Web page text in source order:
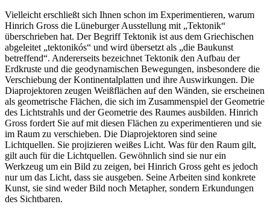
Vielleicht erschließt sich Ihnen schon im Experimentieren, warum
Hinrich Gross die Lüneburger Ausstellung mit „Tektonik“
überschrieben hat. Der Begriff Tektonik ist aus dem Griechischen
abgeleitet „tektonikós“ und wird übersetzt als „die Baukunst
betreffend“. Andererseits bezeichnet Tektonik den Aufbau der
Erdkruste und die geodynamischen Bewegungen, insbesondere die
Verschiebung der Kontinentalplatten und ihre Auswirkungen. Die
Diaprojektoren zeugen Weißflächen auf den Wänden, sie erscheinen
als geometrische Flächen, die sich im Zusammenspiel der Geometrie
des Lichtstrahls und der Geometrie des Raumes ausbilden. Hinrich
Gross fordert Sie auf mit diesen Flächen zu experimentieren und sie
im Raum zu verschieben. Die Diaprojektoren sind seine
Lichtquellen. Sie projizieren weißes Licht. Was für den Raum gilt,
gilt auch für die Lichtquellen. Gewöhnlich sind sie nur ein
Werkzeug um ein Bild zu zeigen, bei Hinrich Gross geht es jedoch
nur um das Licht, dass sie ausgeben. Seine Arbeiten sind konkrete
Kunst, sie sind weder Bild noch Metapher, sondern Erkundungen
des Sichtbaren.